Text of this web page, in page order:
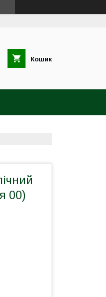
Кошик
00)